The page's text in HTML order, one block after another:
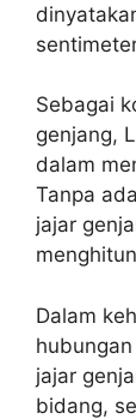
Sebagai
genjang,
dalam
Tanpa
jajar
Dalam
jajar
bidang,